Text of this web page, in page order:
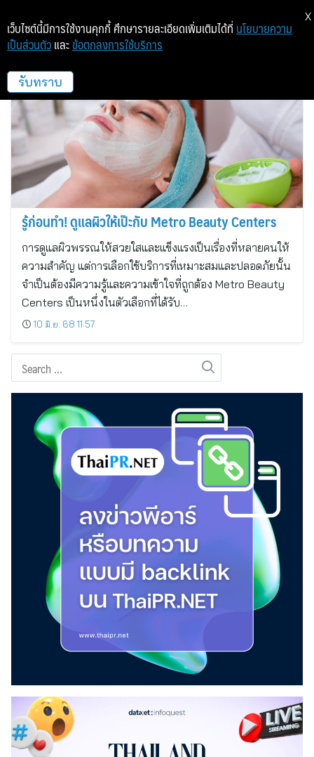
THE METRO CLINIC
รู้ก่อนทำ! ดูแลผิวให้เป๊ะกับ Metro Beauty Centers
การดูแลผิวพรรณให้สวยใสและแข็งแรงเป็นเรื่องที่หลายคนให้
ความสำคัญ แต่การเลือกใช้บริการที่เหมาะสมและปลอดภัยนั้น
จำเป็นต้องมีความรู้และความเข้าใจที่ถูกต้อง Metro Beauty
Centers เป็นหนึ่งในตัวเลือกที่ได้รับ…
10 มิ.ย. 68 11:57
เว็บไซต์นี้มีการใช้งานคุกกี้ ศึกษารายละเอียดเพิ่มเติมได้ที่ นโยบายความ
เป็นส่วนตัว และ ข้อตกลงการใช้บริการ
รับทราบ
X